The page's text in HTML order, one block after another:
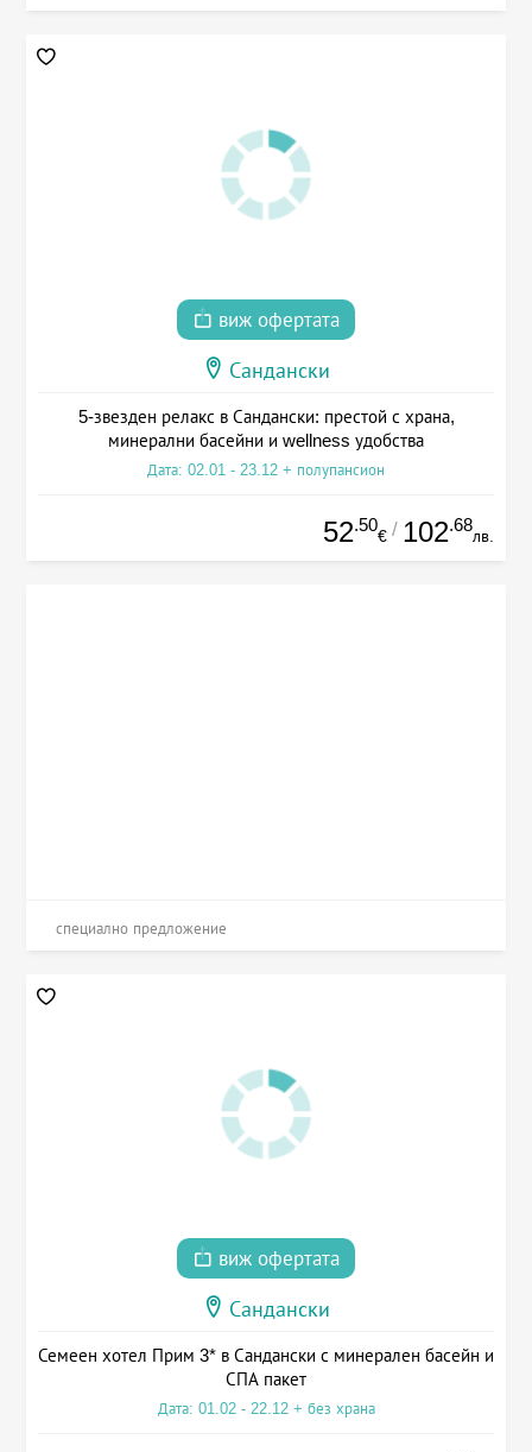
виж офертата
Сандански
5-звезден релакс в Сандански: престой с храна,
минерални басейни и wellness удобства
Дата: 02.01 - 23.12 + полупансион
52.50
€ / 102.68
лв.
специално предложение
виж офертата
Сандански
Семеен хотел Прим 3* в Сандански с минерален басейн и
СПА пакет
Дата: 01.02 - 22.12 + без храна